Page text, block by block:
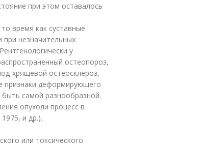
при этом оставалось
время как суставные
при незначительных
у
остеопороз,
хрящевой остеосклероз,
признаки деформирующего
самой разнообразной.
опухоли процесс в
и др.).
или токсического